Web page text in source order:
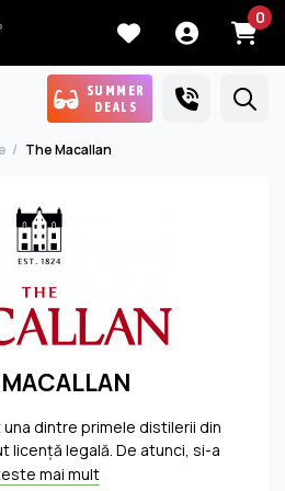
0
SUMMER
DEALS
The Macallan
dintre primele distilerii din
licență legală. De atunci, si-a
unul dintre cei mai importanți
mai mult